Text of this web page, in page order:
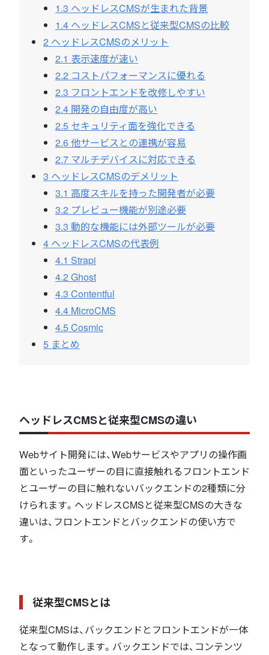
1.3 ヘッドレスCMSが生まれた背景
1.4 ヘッドレスCMSと従来型CMSの比較
2 ヘッドレスCMSのメリット
2.1 表示速度が速い
2.2 コストパフォーマンスに優れる
2.3 フロントエンドを改修しやすい
2.4 開発の自由度が高い
2.5 セキュリティ面を強化できる
2.6他サービスとの連携が容易
2.7 マルチデバイスに対応できる
3 ヘッドレスCMSのデメリット
3.1 高度スキルを持った開発者が必要
3.2 プレビュー機能が別途必要
3.3 動的な機能には外部ツールが必要
4 ヘッドレスCMSの代表例
4.1 Strapi
4.2 Ghost
4.3 Contentful
4.4 MicroCMS
4.5Cosmic
5 まとめ
ヘッドレスCMSと従来型CMSの違い
Webサイト開発には、Webサービスやアプリの操作画
面といったユーザーの目に直接触れるフロントエンド
とユーザーの目に触れないバックエンドの2種類に分
けられます。ヘッドレスCMSと従来型CMSの大きな
違いは、フロントエンドとバックエンドの使い方で
す。
従来型CMSとは
従来型CMSは、バックエンドとフロントエンドが一体
となって動作します。バックエンドでは、コンテンツ